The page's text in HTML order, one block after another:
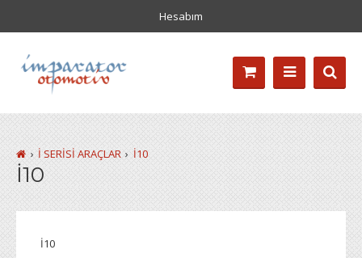
Hesabım
İ SERİSİ ARAÇLAR İ10
İ10
İ10